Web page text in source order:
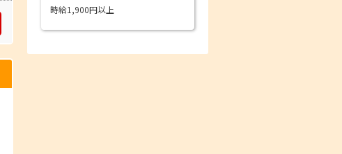
時給1,900円以上